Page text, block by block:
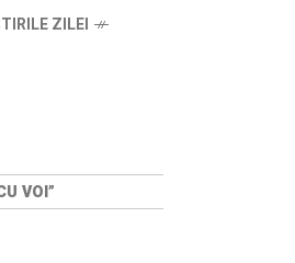
ZILEI
VOI”